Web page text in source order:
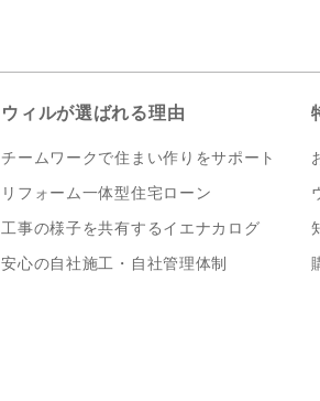
ウィルが選ばれる理由
チームワークで住まい作りをサポート
リフォーム一体型住宅ローン
工事の様子を共有するイエナカログ
安心の自社施工・自社管理体制